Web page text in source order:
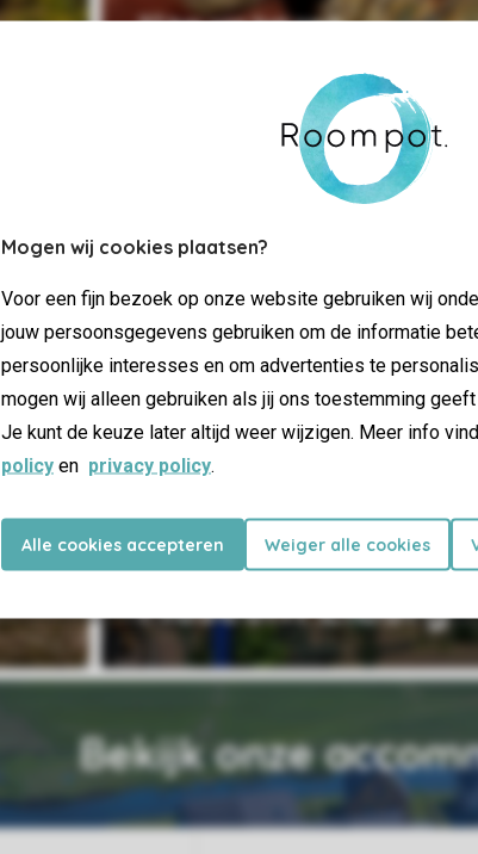
Mogen wij cookies plaatsen?
Voor een fijn bezoek op onze website gebruiken wij
jouw persoonsgegevens gebruiken om de informatie
persoonlijke interesses en om advertenties te
mogen wij alleen gebruiken als jij ons toestemming
Je kunt de keuze later altijd weer wijzigen. Meer info
policy en privacy policy.
Alle cookies accepteren Weiger alle cookies
Dinoland
37 km van het park
Museum Elburg
49 km van het park
Bekijk onze